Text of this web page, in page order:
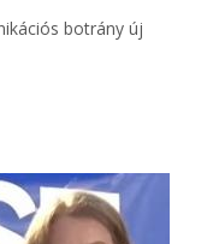
botrány új